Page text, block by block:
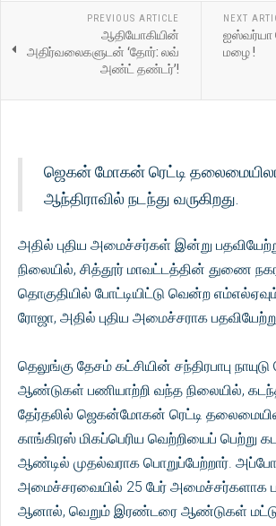
PREVIOUS ARTICLE
ஆதியோகியின்
அதிர்வலைகளுடன் ‘தோர்: லவ்
அண்ட் தண்டர்’!
NEXT
ஐஸ்வர்யா
மழை !
ஜெகன் மோகன் ரெட்டி
ஆந்திராவில் நடந்து வருகிறது.
அதில் புதிய அமைச்சர்கள் இன்று
நிலையில், சித்தூர் மாவட்டத்தின் துணை
தொகுதியில் போட்டியிட்டு வென்ற
ரோஜா, அதில் புதிய அமைச்சராக
தெலுங்கு தேசம் கட்சியின் சந்திரபாபு
ஆண்டுகள் பணியாற்றி வந்த நிலையில்,
தேர்தலில் ஜெகன்மோகன் ரெட்டி
காங்கிரஸ் மிகப்பெரிய வெற்றியைப் பெற்று
ஆண்டில் முதல்வராக பொறுப்பேற்றார்.
அமைச்சரவையில் 25 பேர் அமைச்சர்களாக
ஆனால், வெறும் இரண்டரை ஆண்டுகள்